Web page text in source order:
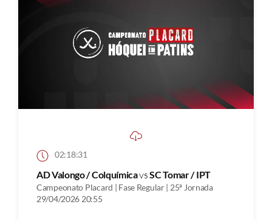
02:18:31
AD Valongo / ColquímicavsSC Tomar / IPT
Campeonato Placard | Fase Regular | 25ª Jornada
29/04/2026 20:55